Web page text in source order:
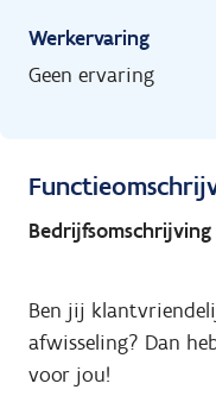
Werkervaring
Geen ervaring
Bedrijfsomschrijving
Ben jij
afwisseling? Dan
voor jou!